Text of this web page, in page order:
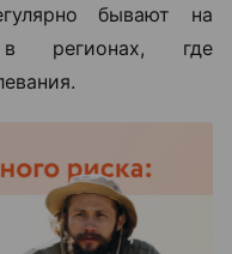
бывают на
регионах, где